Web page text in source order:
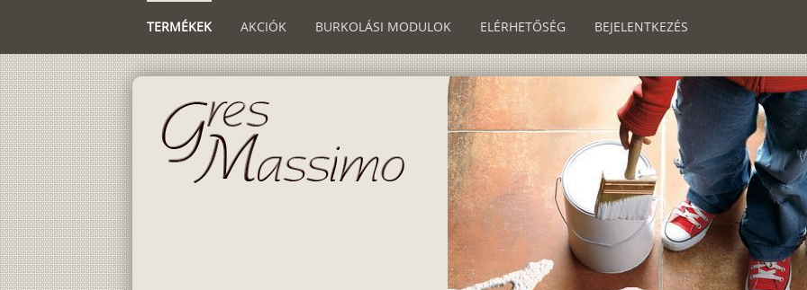
TERMÉKEK AKCIÓK BURKOLÁSI MODULOK ELÉRHETŐSÉG BEJELENTKEZÉS